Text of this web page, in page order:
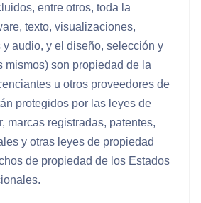
entre otros, toda la
texto, visualizaciones,
audio, y el diseño, selección y
mismos) son propiedad de la
u otros proveedores de
protegidos por las leyes de
marcas registradas, patentes,
y otras leyes de propiedad
de propiedad de los Estados